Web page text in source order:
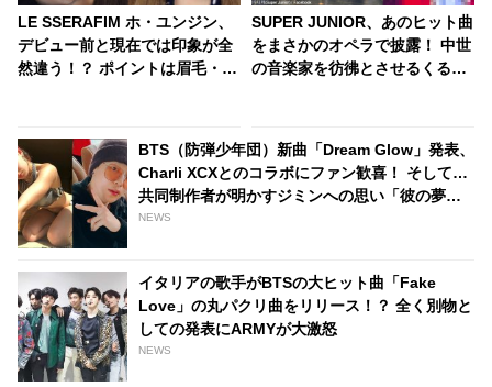
LE SSERAFIM ホ・ユンジン、
デビュー前と現在では印象が全
然違う！？ ポイントは眉毛・・
SUPER JUNIOR、あのヒット曲
をまさかのオペラで披露！ 中世
の音楽家を彷彿とさせるくるく
ステージが更新
BTS（防弾少年団）新曲「Dream Glow」発表、
Charli XCXとのコラボにファン歓喜！ そして…
共同制作者が明かすジミンへの思い「彼の夢、
そして彼の絶望から生まれた歌」
NEWS
イタリアの歌手がBTSの大ヒット曲「Fake
Love」の丸パクリ曲をリリース！？ 全く別物と
しての発表にARMYが大激怒
NEWS